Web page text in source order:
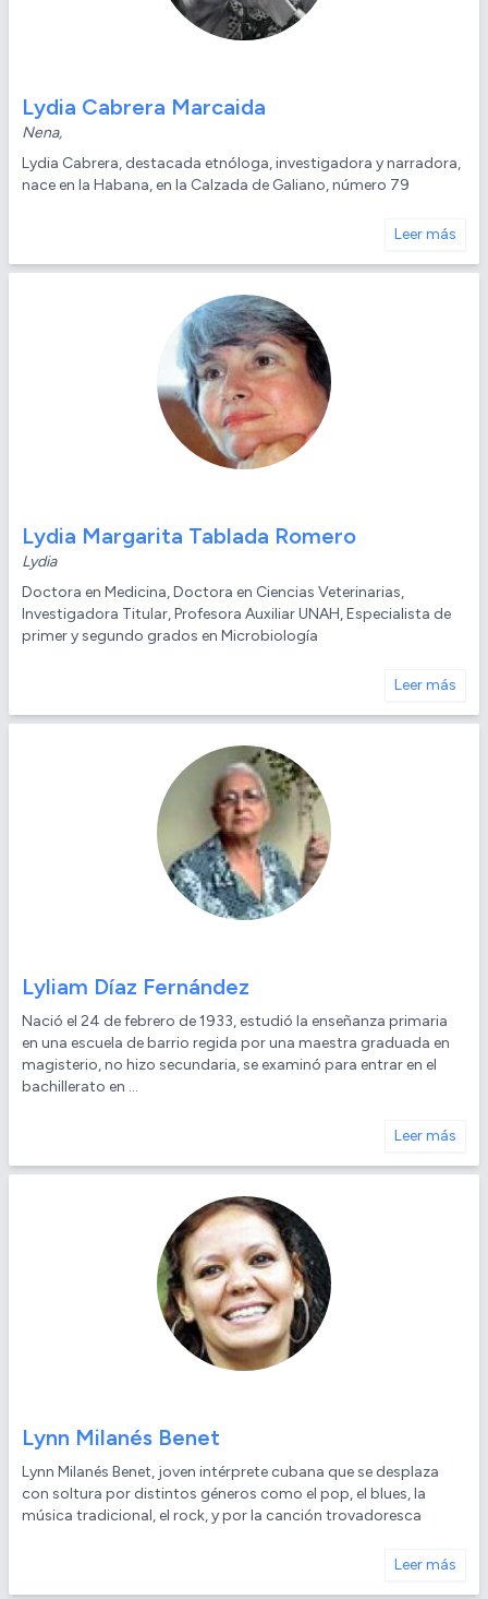
Lydia Cabrera Marcaida
Nena,
Lydia Cabrera, destacada etnóloga, investigadora y narradora,
nace en la Habana, en la Calzada de Galiano, número 79
Leer más
Lydia Margarita Tablada Romero
Lydia
Doctora en Medicina, Doctora en Ciencias Veterinarias,
Investigadora Titular, Profesora Auxiliar UNAH, Especialista de
primer y segundo grados en Microbiología
Leer más
Lyliam Díaz Fernández
Nació el 24 de febrero de 1933, estudió la enseñanza primaria
en una escuela de barrio regida por una maestra graduada en
magisterio, no hizo secundaria, se examinó para entrar en el
bachillerato en ...
Leer más
Lynn Milanés Benet
Lynn Milanés Benet, joven intérprete cubana que se desplaza
con soltura por distintos géneros como el pop, el blues, la
música tradicional, el rock, y por la canción trovadoresca
Leer más